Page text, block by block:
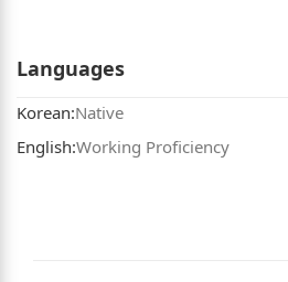
Languages
Korean:Fluency:
Native
English:Fluency:
Working Proficiency